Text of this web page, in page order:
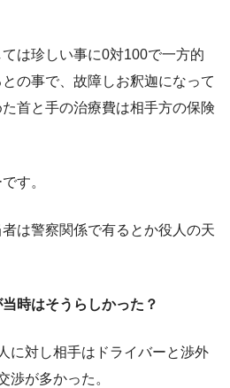
は珍しい事に0対100で一方的
の事で、故障しお釈迦になって
首と手の治療費は相手方の保険
す。
は警察関係で有るとか役人の天
時はそうらしかった？
に対し相手はドライバーと渉外
渉が多かった。